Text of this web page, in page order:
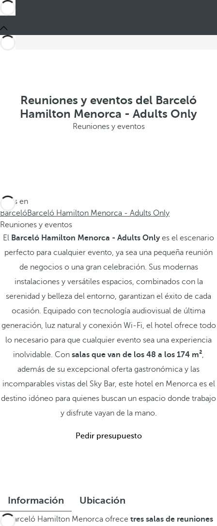
Reuniones y eventos del Barceló
Hamilton Menorca - Adults Only
Reuniones y eventos
Estás en
BarcelóBarceló Hamilton Menorca - Adults Only
Reuniones y eventos
El Barceló Hamilton Menorca - Adults Onlyes el escenario
perfecto para cualquier evento, ya sea una pequeña reunión
de negocios o una gran celebración. Sus modernas
instalaciones y versátiles espacios, combinados con la
serenidad y belleza del entorno, garantizan el éxito de cada
ocasión. Equipado con tecnología audiovisual de última
generación, luz natural y conexión Wi-Fi, el hotel ofrece todo
lo necesario para que cualquier evento sea una experiencia
inolvidable. Con salas que van de los 48 a los 174 m²,
además de su excepcional oferta gastronómica y las
incomparables vistas del Sky Bar, este hotel en Menorca es el
destino idóneo para quienes buscan un espacio donde trabajo
y disfrute vayan de la mano.
Pedir presupuesto
Información Ubicación
El Barceló Hamilton Menorca ofrece tres salas de reuniones